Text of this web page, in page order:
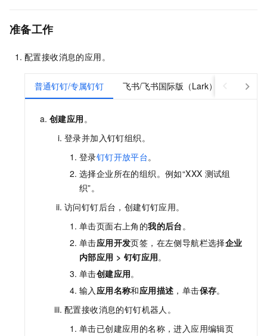
准备工作
配置接收消息的应用。
普通钉钉/专属钉钉 飞书/飞书国际版（Lark）
创建应用。
登录并加入钉钉组织。
登录钉钉开放平台。
选择企业所在的组织。例如“XXX 测试组
织”。
访问钉钉后台，创建钉钉应用。
单击页面右上角的我的后台。
单击应用开发页签，在左侧导航栏选择企业
内部应用 > 钉钉应用。
单击创建应用。
输入应用名称和应用描述 ，单击保存。
配置接收消息的钉钉机器人。
单击已创建应用的名称，进入应用编辑页